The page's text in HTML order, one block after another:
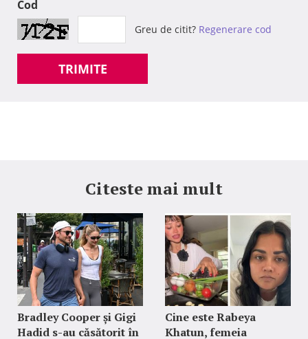
Cod
Greu de citit? Regenerare cod
TRIMITE
Citeste mai mult
Bradley Cooper și Gigi
Hadid s-au căsătorit în
Cine este Rabeya
Khatun, femeia